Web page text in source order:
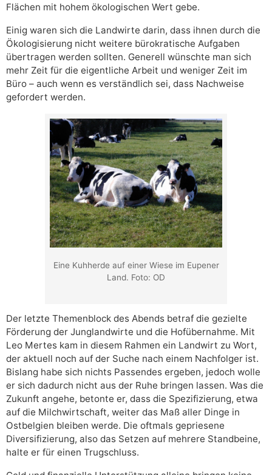
Flächen mit hohem ökologischen Wert gebe.
Einig waren sich die Landwirte darin, dass ihnen durch die
Ökologisierung nicht weitere bürokratische Aufgaben
übertragen werden sollten. Generell wünschte man sich
mehr Zeit für die eigentliche Arbeit und weniger Zeit im
Büro – auch wenn es verständlich sei, dass Nachweise
gefordert werden.
Eine Kuhherde auf einer Wiese im Eupener
Land. Foto: OD
Der letzte Themenblock des Abends betraf die gezielte
Förderung der Junglandwirte und die Hofübernahme. Mit
Leo Mertes kam in diesem Rahmen ein Landwirt zu Wort,
der aktuell noch auf der Suche nach einem Nachfolger ist.
Bislang habe sich nichts Passendes ergeben, jedoch wolle
er sich dadurch nicht aus der Ruhe bringen lassen. Was die
Zukunft angehe, betonte er, dass die Spezifizierung, etwa
auf die Milchwirtschaft, weiter das Maß aller Dinge in
Ostbelgien bleiben werde. Die oftmals gepriesene
Diversifizierung, also das Setzen auf mehrere Standbeine,
halte er für einen Trugschluss.